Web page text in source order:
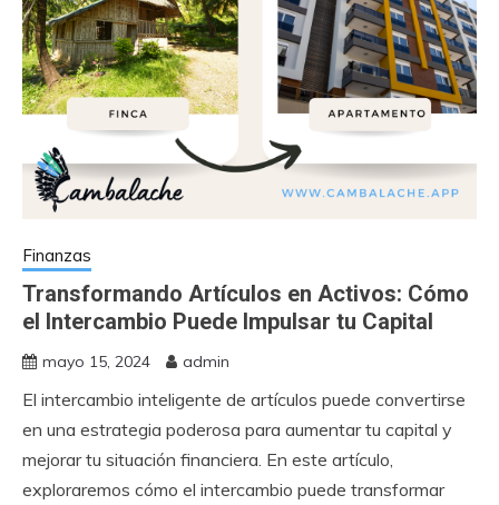
Finanzas
Transformando Artículos en Activos: Cómo
el Intercambio Puede Impulsar tu Capital
mayo 15, 2024 admin
El intercambio inteligente de artículos puede convertirse
en una estrategia poderosa para aumentar tu capital y
mejorar tu situación financiera. En este artículo,
exploraremos cómo el intercambio puede transformar